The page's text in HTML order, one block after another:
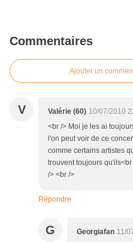
Commentaires
Ajouter un
V Valérie (60) 10/07/2010
<br /> Moi je les ai
l'on peut voir de ce
comme certains artistes
trouvent toujours
/> <br />
Répondre
G Georgiafan 11/